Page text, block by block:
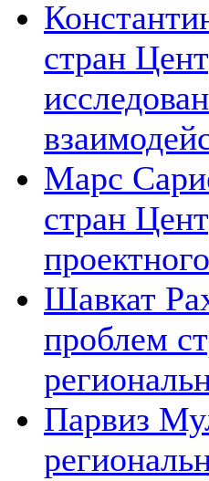
стран
Марс
стран
Шавкат
проблем
Парвиз